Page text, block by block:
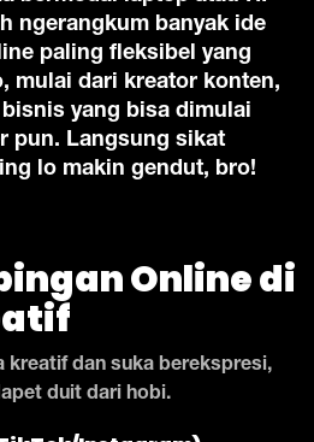
ngerangkum banyak ide
paling fleksibel yang
mulai dari kreator konten,
yang bisa dimulai
pun. Langsung sikat
lo makin gendut, bro!
Online di
kreatif dan suka berekspresi,
duit dari hobi.